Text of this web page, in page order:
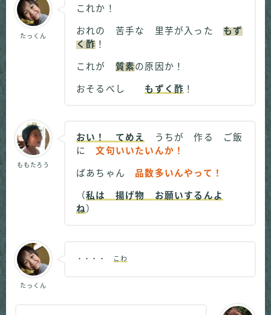
たっくん
これか！
おれの 苦手な 里芋が入った もず
く酢 ！
これが 質素の原因か！
おそるべし もずく酢 ！
ももたろう
おい！ てめえ
うちが 作る ご飯
に文句いいたいんか！
ばあちゃん 品数多いんやって！
（私は 揚げ物 お願いするんよ
ね）
たっくん
・・・・ こわ